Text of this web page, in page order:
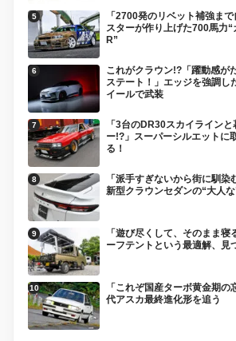
「2700発のリベット補強ま
スターが作り上げた700馬力
R”
これがクラウン!?「躍動感が
ステート！」エッジを強調し
イールで武装
「3台のDR30スカイライン
ー!?」スーパーシルエットに
る！
「派手すぎないから街に馴
新型クラウンセダンの“大人
「遊び尽くして、そのまま
ーフテントという最適解、見
「これぞ国産ターボ黄金期の
代アスカ最終進化形を追う